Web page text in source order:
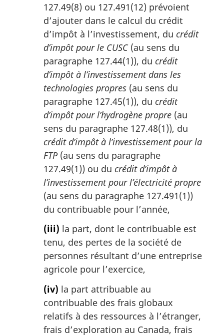
127.49(8) ou 127.491(12) prévoient
d’ajouter dans le calcul du crédit
d’impôt à l’investissement, du crédit
d’impôt pour le CUSC (au sens du
paragraphe 127.44(1)), du crédit
d’impôt à l’investissement dans les
technologies propres (au sens du
paragraphe 127.45(1)), du crédit
d’impôt pour l’hydrogène propre (au
sens du paragraphe 127.48(1)), du
crédit d’impôt à l’investissement pour la
FTP(au sens du paragraphe
127.49(1)) ou du crédit d’impôt à
l’investissement pour l’électricité propre
(au sens du paragraphe 127.491(1))
du contribuable pour l’année,
(iii) la part, dont le contribuable est
tenu, des pertes de la société de
personnes résultant d’une entreprise
agricole pour l’exercice,
(iv) la part attribuable au
contribuable des frais globaux
relatifs à des ressources à l’étranger,
frais d’exploration au Canada, frais